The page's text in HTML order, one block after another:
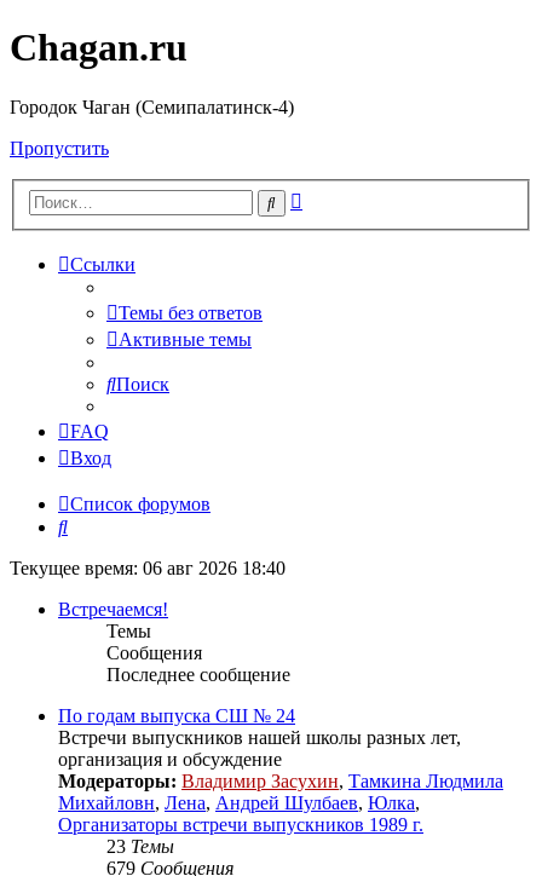
Chagan.ru
Городок Чаган (Семипалатинск-4)
Пропустить
Поиск
Ссылки
Темы без ответов
Активные темы
Поиск
FAQ
Вход
Список форумов
Поиск
Текущее время: 06 авг 2026 18:40
Встречаемся!
Темы
Сообщения
Последнее сообщение
По годам выпуска СШ № 24
Встречи выпускников нашей школы разных лет,
организация и обсуждение
Модераторы: Владимир Засухин, Тамкина Людмила
Михайловн, Лена, Андрей Шулбаев, Юлка,
Организаторы встречи выпускников 1989 г.
23 Темы
679 Сообщения